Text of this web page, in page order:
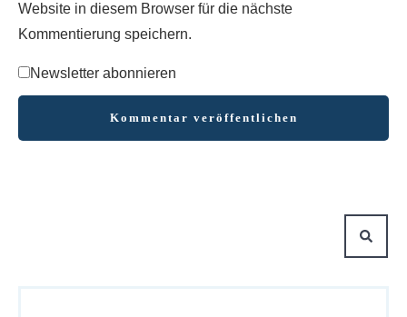
Website in diesem Browser für die nächste
Kommentierung speichern.
Newsletter abonnieren
Kommentar veröffentlichen